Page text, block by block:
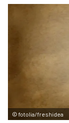
© fotolia/freshidea